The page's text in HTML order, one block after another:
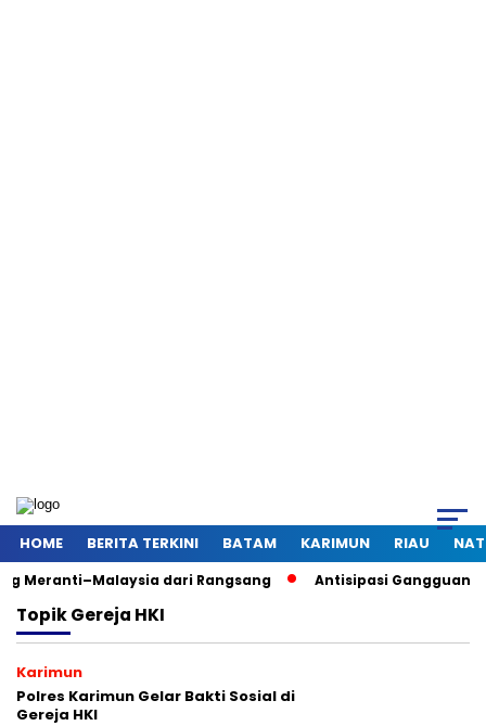
HOME BERITA TERKINI BATAM KARIMUN RIAU
dari Rangsang Antisipasi Gangguan
TopikGereja HKI
Karimun
Polres Karimun Gelar Bakti Sosial di
Gereja HKI